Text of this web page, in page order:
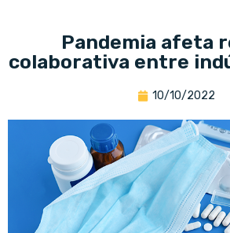
Pandemia afeta
colaborativa entre
10/10/2022